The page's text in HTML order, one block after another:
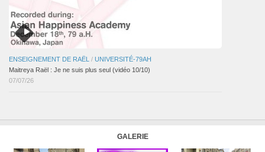
ENSEIGNEMENT DE RAËL / UNIVERSITÉ-79AH
Maitreya Raël : Je ne suis plus seul (vidéo 10/10)
07/07/26
GALERIE